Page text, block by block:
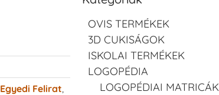
Egyedi Felirat
OVIS TERMÉKEK
3D CUKISÁGOK
ISKOLAI TERMÉKEK
LOGOPÉDIA
LOGOPÉDIAI MATRICÁK